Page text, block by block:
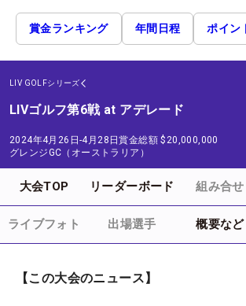
賞金ランキング 年間日程 ポイン
LIV GOLFシリーズ
LIVゴルフ第6戦 at アデレード
2024年4月26日-4月28日賞金総額 $20,000,000
グレンジGC（オーストラリア）
大会TOP リーダーボード 組み合せ
ライブフォト 出場選手 概要など
【この大会のニュース】